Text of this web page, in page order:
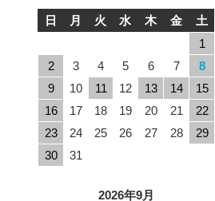
日 月 火 水 木 金
土
1
2
3 4 5 6 7
8
9
10 11 12 13 14
15
16
17 18 19 20 21
22
23
24 25 26 27 28
29
30
31
2026年9月